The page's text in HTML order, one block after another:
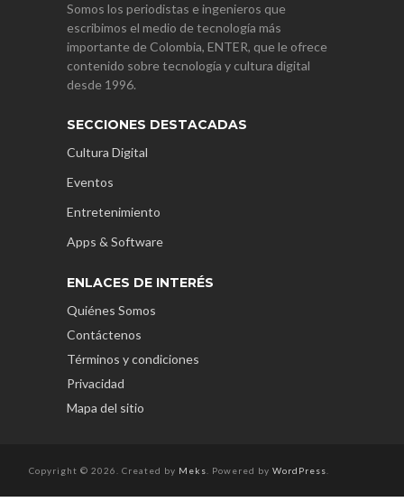
Somos los periodistas e ingenieros que
escribimos el medio de tecnología más
importante de Colombia, ENTER, que le ofrece
contenido sobre tecnología y cultura digital
desde 1996.
SECCIONES DESTACADAS
Cultura Digital
Eventos
Entretenimiento
Apps & Software
ENLACES DE INTERÉS
Quiénes Somos
Contáctenos
Términos y condiciones
Privacidad
Mapa del sitio
Copyright © 2026. Created by Meks . Powered by WordPress